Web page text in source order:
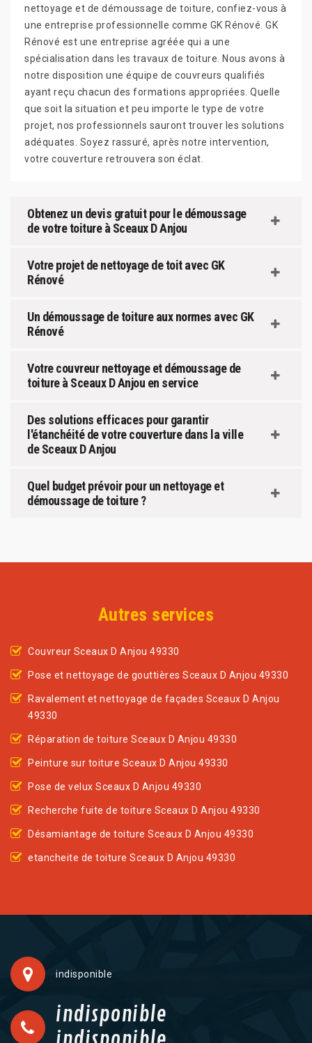
nettoyage et de démoussage de toiture, confiez-vous à
une entreprise professionnelle comme GK Rénové. GK
Rénové est une entreprise agréée qui a une
spécialisation dans les travaux de toiture. Nous avons à
notre disposition une équipe de couvreurs qualifiés
ayant reçu chacun des formations appropriées. Quelle
que soit la situation et peu importe le type de votre
projet, nos professionnels sauront trouver les solutions
adéquates. Soyez rassuré, après notre intervention,
votre couverture retrouvera son éclat.
Obtenez un devis gratuit pour le démoussage
de votre toiture à Sceaux D Anjou
Votre projet de nettoyage de toit avec GK
Rénové
Un démoussage de toiture aux normes avec GK
Rénové
Votre couvreur nettoyage et démoussage de
toiture à Sceaux D Anjou en service
Des solutions efficaces pour garantir
l'étanchéité de votre couverture dans la ville
de Sceaux D Anjou
Quel budget prévoir pour un nettoyage et
démoussage de toiture ?
Autres services
Couvreur Sceaux D Anjou 49330
Pose et nettoyage de gouttières Sceaux D Anjou 49330
Ravalement et nettoyage de façades Sceaux D Anjou
49330
Réparation de toiture Sceaux D Anjou 49330
Peinture sur toiture Sceaux D Anjou 49330
Pose de velux Sceaux D Anjou 49330
Recherche fuite de toiture Sceaux D Anjou 49330
Désamiantage de toiture Sceaux D Anjou 49330
etancheite de toiture Sceaux D Anjou 49330
indisponible
indisponible